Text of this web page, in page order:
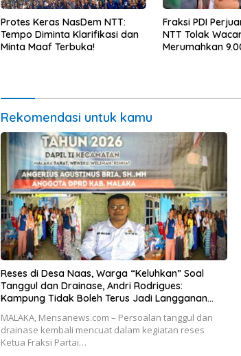
Protes Keras NasDem NTT:
Tempo Diminta Klarifikasi dan
Minta Maaf Terbuka!
Fraksi PDI
NTT Tolak
Merumahkan
Rekomendasi untuk kamu
Reses di Desa Naas, Warga “Keluhkan” Soal
Tanggul dan Drainase, Andri Rodrigues:
Kampung Tidak Boleh Terus Jadi Langganan
MALAKA, Mensanews.com – Persoalan tanggul dan
drainase kembali mencuat dalam kegiatan reses
Ketua Fraksi Partai…